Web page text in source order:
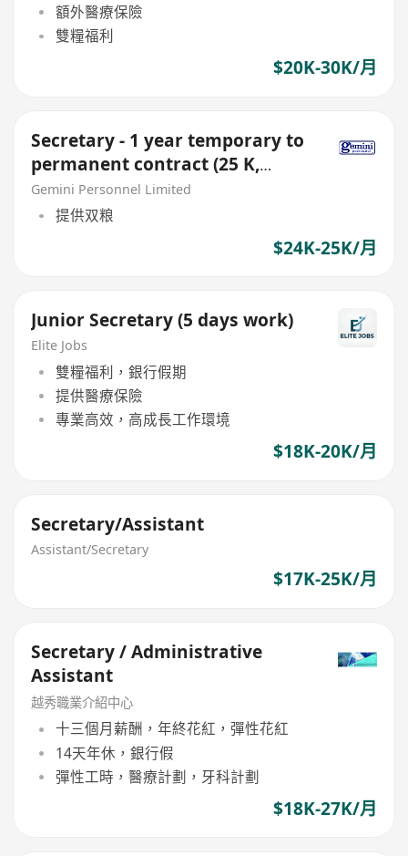
額外醫療保險
雙糧福利
$20K-30K/月
Secretary - 1 year temporary to
permanent contract (25 K,
Double Pay, 5-day)
Gemini Personnel Limited
提供双粮
$24K-25K/月
Junior Secretary (5 days work)
Elite Jobs
雙糧福利，銀行假期
提供醫療保險
專業高效，高成長工作環境
$18K-20K/月
Secretary/Assistant
Assistant/Secretary
$17K-25K/月
Secretary / Administrative
Assistant
越秀職業介紹中心
十三個月薪酬，年終花紅，彈性花紅
14天年休，銀行假
彈性工時，醫療計劃，牙科計劃
$18K-27K/月